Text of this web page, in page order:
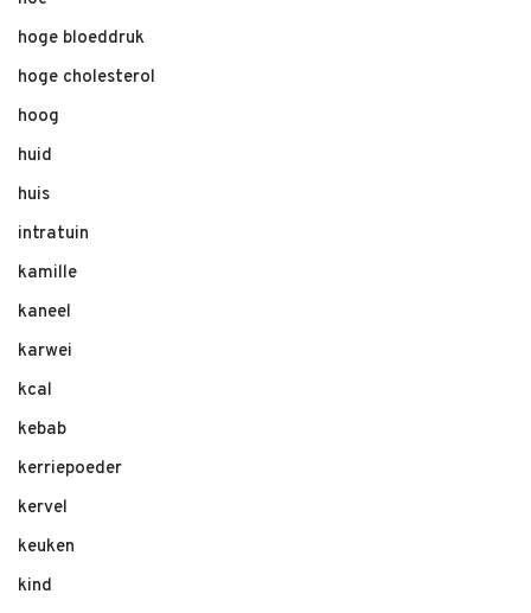
hoge bloeddruk
hoge cholesterol
hoog
huid
huis
intratuin
kamille
kaneel
karwei
kcal
kebab
kerriepoeder
kervel
keuken
kind